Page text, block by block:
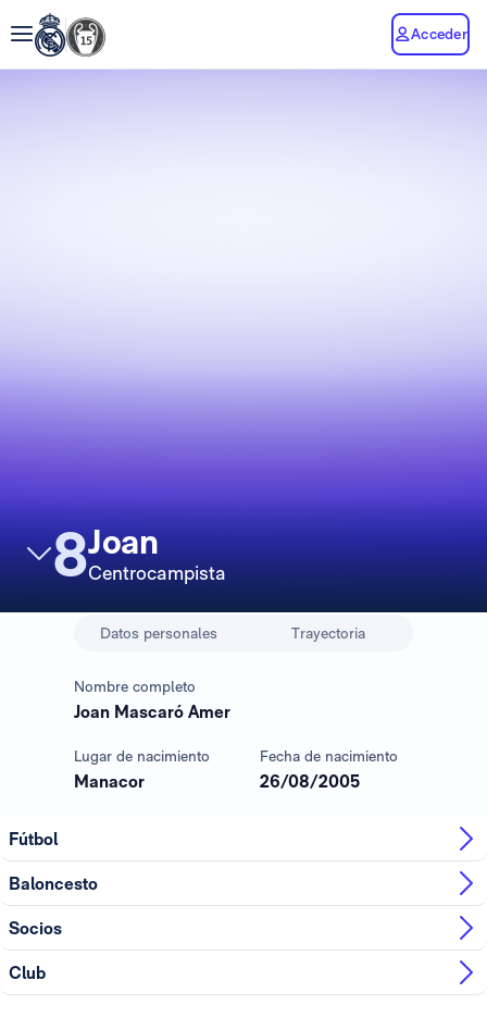
Acceder
8Joan
Centrocampista
Datos personales Trayectoria
Nombre completo
Joan Mascaró Amer
Lugar de nacimiento
Manacor
Fecha de nacimiento
26/08/2005
Fútbol
Baloncesto
Socios
Club